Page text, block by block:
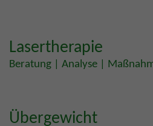
Lasertherapie
Beratung | Analyse |
Übergewicht